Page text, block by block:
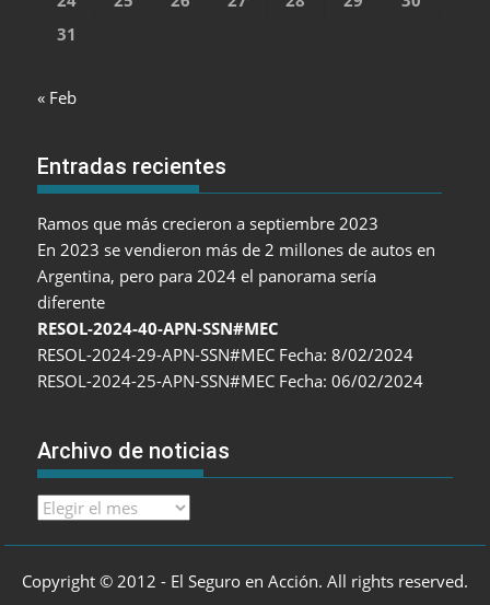
31
« Feb
Entradas recientes
Ramos que más crecieron a septiembre 2023
En 2023 se vendieron más de 2 millones de autos en
Argentina, pero para 2024 el panorama sería
diferente
RESOL-2024-40-APN-SSN#MEC
RESOL-2024-29-APN-SSN#MEC Fecha: 8/02/2024
RESOL-2024-25-APN-SSN#MEC Fecha: 06/02/2024
Archivo de noticias
Archivo
Copyright © 2012 - El Seguro en Acción. All rights reserved.